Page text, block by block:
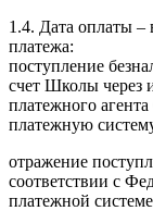
1.4. Дата оплаты –
платежа:
поступление
счет Школы через
платежного
платежную
отражение
соответствии с
платежной